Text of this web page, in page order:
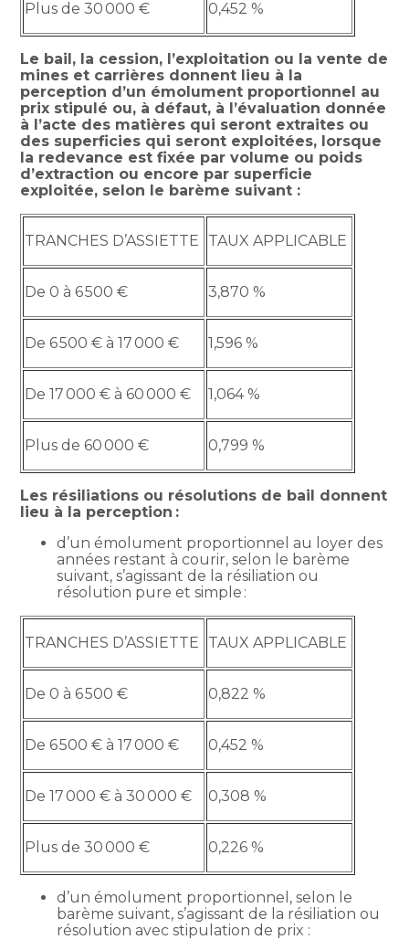
Plus de 30 000 € 0,452 %
Le bail, la cession, l’exploitation ou la vente de
mines et carrières donnent lieu à la
perception d’un émolument proportionnel au
prix stipulé ou, à défaut, à l’évaluation donnée
à l’acte des matières qui seront extraites ou
des superficies qui seront exploitées, lorsque
la redevance est fixée par volume ou poids
d’extraction ou encore par superficie
exploitée, selon le barème suivant :
TRANCHES D’ASSIETTE TAUX APPLICABLE
De 0 à 6 500 € 3,870 %
De 6 500 € à 17 000 € 1,596 %
De 17 000 € à 60 000 € 1,064 %
Plus de 60 000 € 0,799 %
Les résiliations ou résolutions de bail donnent
lieu à la perception :
d’un émolument proportionnel au loyer des
années restant à courir, selon le barème
suivant, s’agissant de la résiliation ou
résolution pure et simple :
TRANCHES D’ASSIETTE TAUX APPLICABLE
De 0 à 6 500 € 0,822 %
De 6 500 € à 17 000 € 0,452 %
De 17 000 € à 30 000 € 0,308 %
Plus de 30 000 € 0,226 %
d’un émolument proportionnel, selon le
barème suivant, s’agissant de la résiliation ou
résolution avec stipulation de prix :